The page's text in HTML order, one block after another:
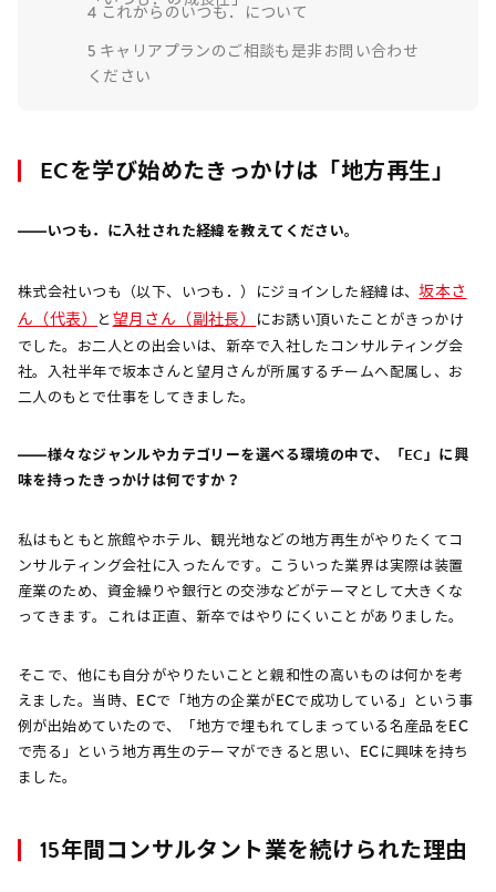
4 これからのいつも．について
5 キャリアプランのご相談も是非お問い合わせ
ECを学び始めたきっかけは「地方再生」
――いつも．に入社された経緯を教えてください。
株式会社いつも（以下、いつも．）にジョインした経緯は、坂本さ
ん（代表）
と望月さん（副社長）
にお誘い頂いたことがきっかけ
でした。お二人との出会いは、新卒で入社したコンサルティング会
社。入社半年で坂本さんと望月さんが所属するチームへ配属し、お
二人のもとで仕事をしてきました。
――様々なジャンルやカテゴリーを選べる環境の中で、「EC」に興
味を持ったきっかけは何ですか？
私はもともと旅館やホテル、観光地などの地方再生がやりたくてコ
ンサルティング会社に入ったんです。こういった業界は実際は装置
産業のため、資金繰りや銀行との交渉などがテーマとして大きくな
ってきます。これは正直、新卒ではやりにくいことがありました。
そこで、他にも自分がやりたいことと親和性の高いものは何かを考
えました。当時、ECで「地方の企業がECで成功している」という事
例が出始めていたので、「地方で埋もれてしまっている名産品をEC
で売る」という地方再生のテーマができると思い、ECに興味を持ち
ました。
15年間コンサルタント業を続けられた理由